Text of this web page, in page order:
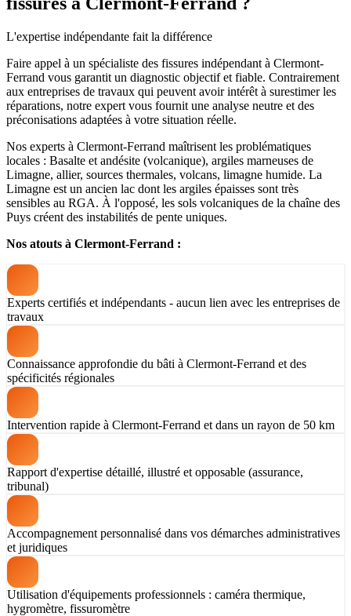
L'expertise indépendante fait la différence
Faire appel à un spécialiste des fissures indépendant à Clermont-
Ferrand vous garantit un diagnostic objectif et fiable. Contrairement
aux entreprises de travaux qui peuvent avoir intérêt à surestimer les
réparations, notre expert vous fournit une analyse neutre et des
préconisations adaptées à votre situation réelle.
Nos experts à Clermont-Ferrand maîtrisent les problématiques
locales : Basalte et andésite (volcanique), argiles marneuses de
Limagne, allier, sources thermales, volcans, limagne humide. La
Limagne est un ancien lac dont les argiles épaisses sont très
sensibles au RGA. À l'opposé, les sols volcaniques de la chaîne des
Puys créent des instabilités de pente uniques.
Nos atouts à Clermont-Ferrand :
Experts certifiés et indépendants - aucun lien avec les entreprises de
travaux
Connaissance approfondie du bâti à Clermont-Ferrand et des
spécificités régionales
Intervention rapide à Clermont-Ferrand et dans un rayon de 50 km
Rapport d'expertise détaillé, illustré et opposable (assurance,
tribunal)
Accompagnement personnalisé dans vos démarches administratives
et juridiques
Utilisation d'équipements professionnels : caméra thermique,
hygromètre, fissuromètre